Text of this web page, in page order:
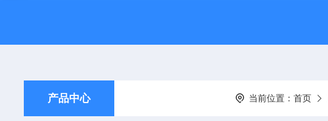
产品中心 当前位置：首页